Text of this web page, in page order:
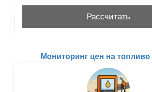
Мониторинг цен на